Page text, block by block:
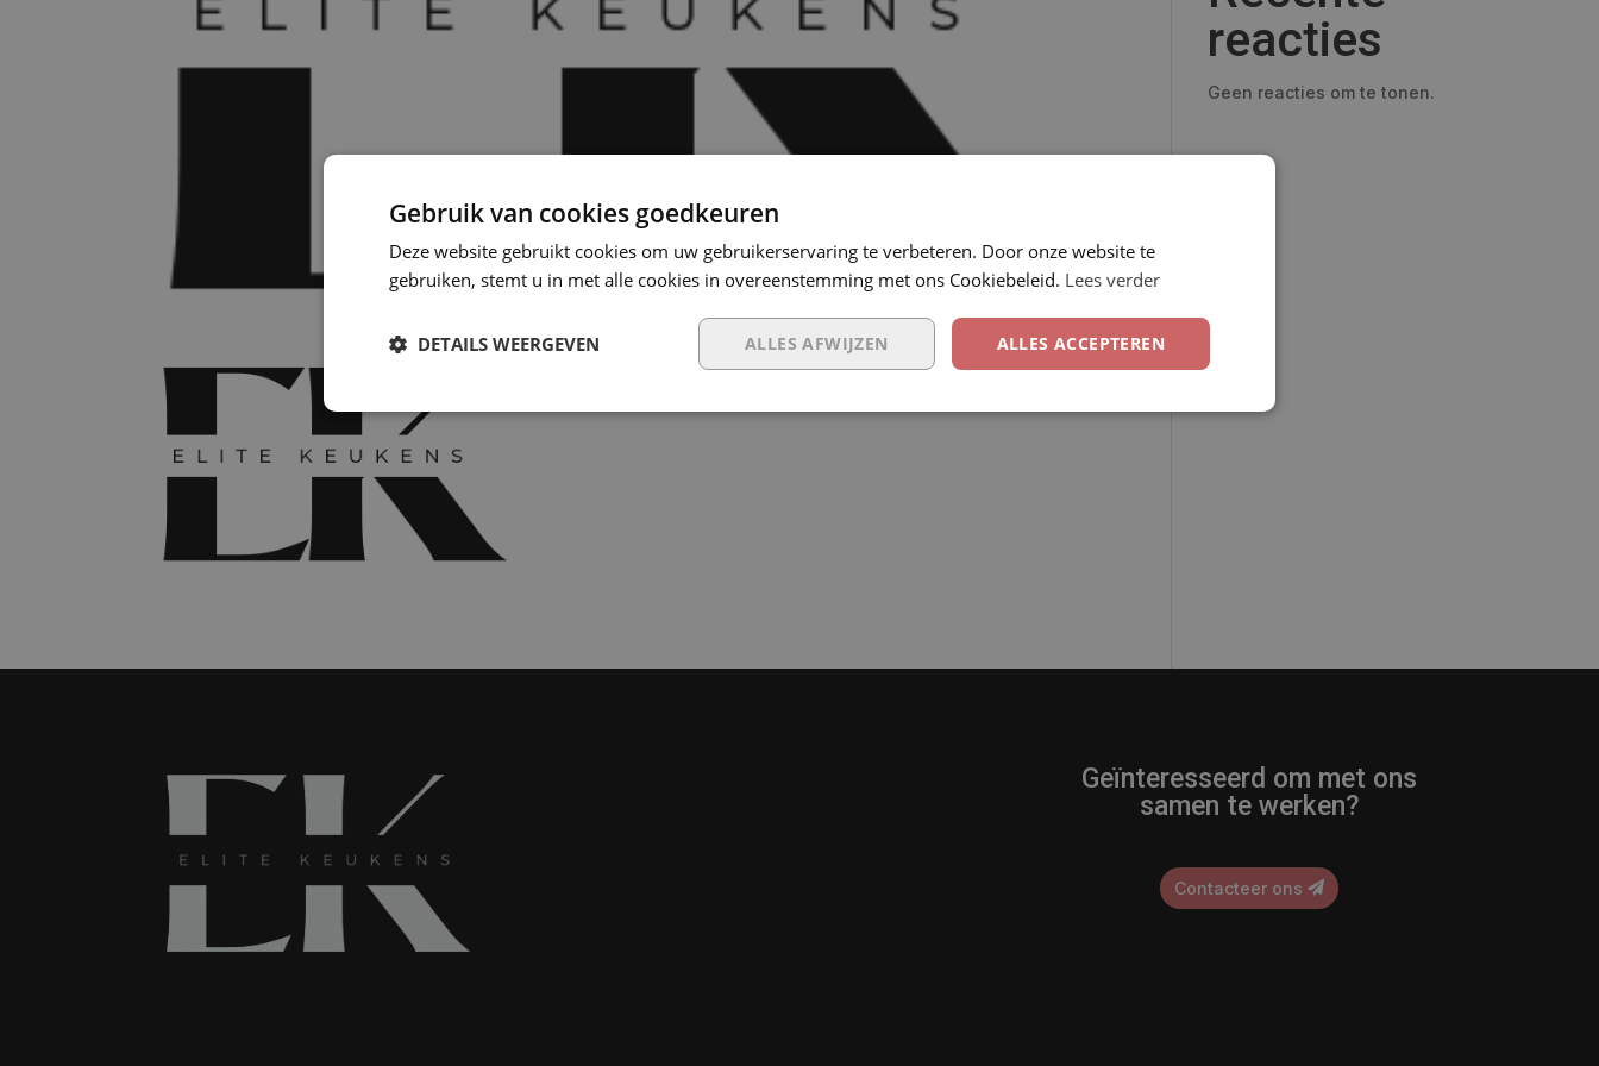
reacties
Geen reacties om te tonen.
Geïnteresseerd om met ons
samen te werken?
Contacteer ons
Gebruik van cookies goedkeuren
Deze website gebruikt cookies om uw gebruikerservaring te verbeteren. Door onze website te
gebruiken, stemt u in met alle cookies in overeenstemming met ons Cookiebeleid. Lees verder
ALLES ACCEPTEREN
ALLES AFWIJZEN
DETAILS WEERGEVEN